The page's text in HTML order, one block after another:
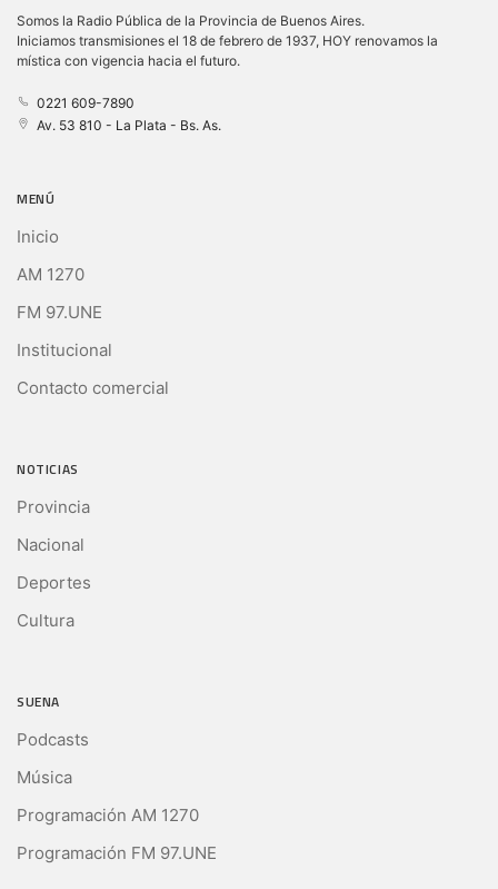
Somos la Radio Pública de la Provincia de Buenos Aires.
Iniciamos transmisiones el 18 de febrero de 1937, HOY renovamos la
mística con vigencia hacia el futuro.
0221 609-7890
Av. 53 810 - La Plata - Bs. As.
MENÚ
Inicio
AM 1270
FM 97.UNE
Institucional
Contacto comercial
NOTICIAS
Provincia
Nacional
Deportes
Cultura
SUENA
Podcasts
Música
Programación AM 1270
Programación FM 97.UNE